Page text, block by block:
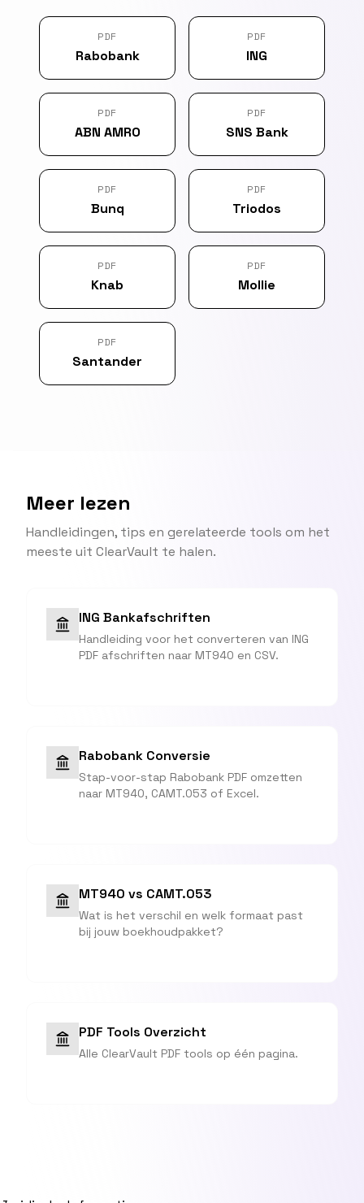
PDF
Rabobank
PDF
ING
PDF
ABN AMRO
PDF
SNS Bank
PDF
Bunq
PDF
Triodos
PDF
Knab
PDF
Mollie
PDF
Santander
Meer lezen
Handleidingen, tips en gerelateerde tools om het
meeste uit ClearVault te halen.
ING Bankafschriften
Handleiding voor het converteren van ING
PDF afschriften naar MT940 en CSV.
Rabobank Conversie
Stap-voor-stap Rabobank PDF omzetten
naar MT940, CAMT.053 of Excel.
MT940 vs CAMT.053
Wat is het verschil en welk formaat past
bij jouw boekhoudpakket?
PDF Tools Overzicht
Alle ClearVault PDF tools op één pagina.